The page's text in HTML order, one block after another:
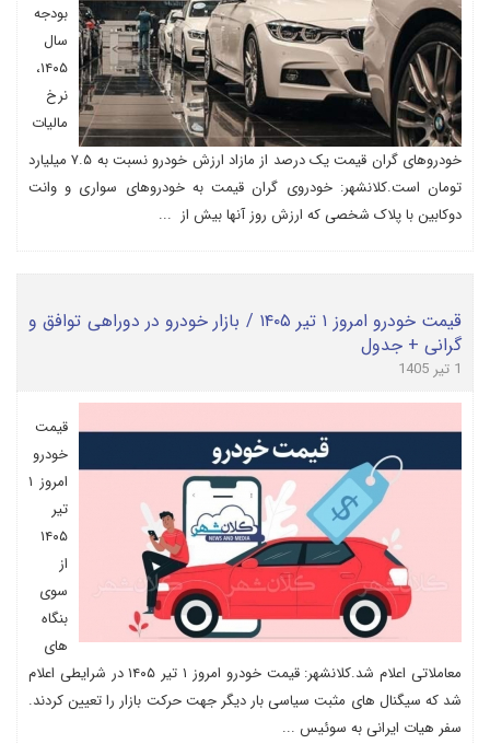
بودجه
سال
۱۴۰۵،
نرخ
مالیات
خودروهای گران قیمت یک درصد از مازاد ارزش خودرو نسبت به ۷.۵ میلیارد
تومان است.کلانشهر: خودروی گران قیمت به خودروهای سواری و وانت
دوکابین با پلاک شخصی که ارزش روز آنها بیش از ...
قیمت خودرو امروز ۱ تیر ۱۴۰۵ / بازار خودرو در دوراهی توافق و
گرانی + جدول
1 تیر 1405
قیمت
خودرو
امروز ۱
تیر
۱۴۰۵
از
سوی
بنگاه
های
معاملاتی اعلام شد.کلانشهر: قیمت خودرو امروز ۱ تیر ۱۴۰۵ در شرایطی اعلام
شد که سیگنال های مثبت سیاسی بار دیگر جهت حرکت بازار را تعیین کردند.
سفر هیات ایرانی به سوئیس ...